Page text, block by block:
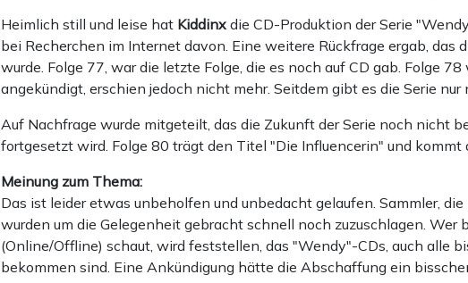
Heimlich still und leise hat Kiddinxdie CD-Produktion der Serie
bei Recherchen im Internet davon. Eine weitere Rückfrage ergab, das
wurde. Folge 77, war die letzte Folge, die es noch auf CD gab. Folge
angekündigt, erschien jedoch nicht mehr. Seitdem gibt es die Serie
Auf Nachfrage wurde mitgeteilt, das die Zukunft der Serie noch nicht
fortgesetzt wird. Folge 80 trägt den Titel "Die Influencerin" und kommt
Meinung zum Thema:
Das ist leider etwas unbeholfen und unbedacht gelaufen. Sammler,
wurden um die Gelegenheit gebracht schnell noch zuzuschlagen. Wer
(Online/Offline) schaut, wird feststellen, das "Wendy"-CDs, auch alle
bekommen sind. Eine Ankündigung hätte die Abschaffung ein